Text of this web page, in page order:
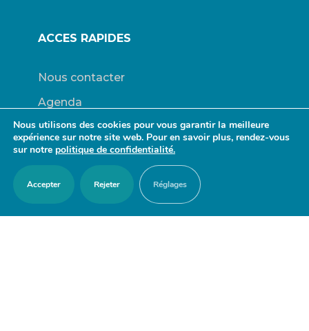
ACCES RAPIDES
Nous contacter
Agenda
Actualités
Mes démarches en ligne
Découvrir Orry-la-Ville
Nous utilisons des cookies pour vous garantir la meilleure
expérience sur notre site web. Pour en savoir plus, rendez-vous
sur notre politique de confidentialité.
Accepter Rejeter Réglages